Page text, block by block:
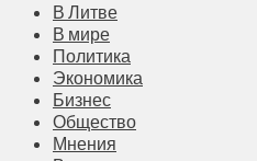
В Литве
В мире
Политика
Экономика
Бизнес
Общество
Мнения